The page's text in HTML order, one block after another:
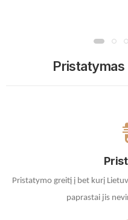
Pristatymas
Pristatymo greitį į bet kurį
paprastai jis